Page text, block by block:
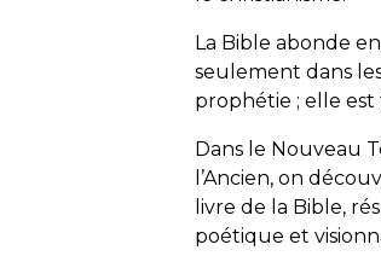
La Bible abonde
seulement dans
prophétie ; elle
Dans le Nouveau
l’Ancien, on
livre de la Bible,
poétique et